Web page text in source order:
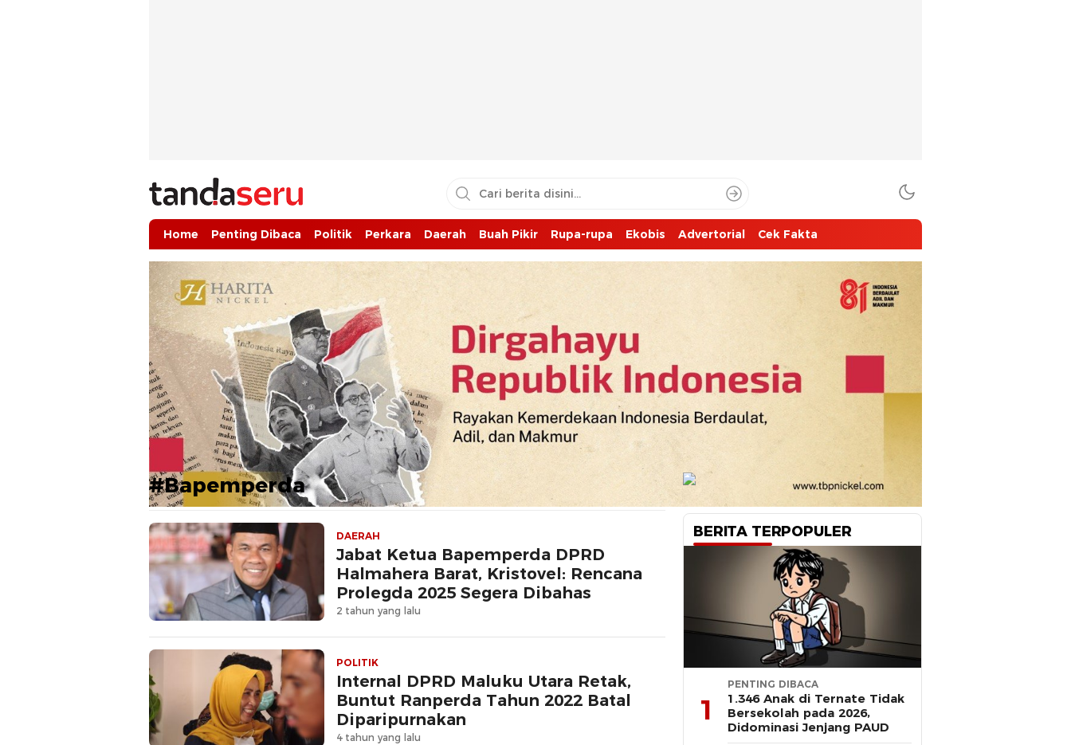
tandaseru.com | Penting Dibaca
tandaseru.com
Home Penting Dibaca Politik Perkara Daerah Buah Pikir Rupa-rupa Ekobis Advertorial Cek Fakta
#Bapemperda
DAERAH
Jabat Ketua Bapemperda DPRD
Halmahera Barat, Kristovel: Rencana
Prolegda 2025 Segera Dibahas
2 tahun yang lalu
POLITIK
Internal DPRD Maluku Utara Retak,
Buntut Ranperda Tahun 2022 Batal
Diparipurnakan
4 tahun yang lalu
BERITA TERPOPULER
1
PENTING DIBACA
1.346 Anak di Ternate Tidak
Bersekolah pada 2026,
Didominasi Jenjang PAUD